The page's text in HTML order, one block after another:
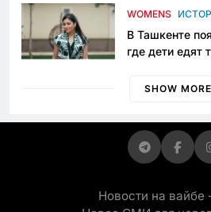
приговору
WOMENS
В Ташкенте
где дети едят
просить
SHOW MORE
Новости на вайбе